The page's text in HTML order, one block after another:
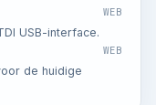
USB-interface.
WEB
de huidige
WEB